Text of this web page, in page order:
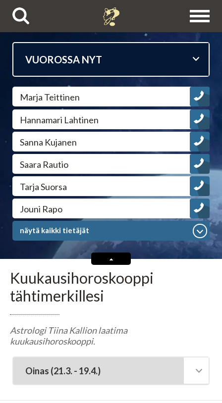
Puhelinpalvelut
Tietäjien esittelyt
Astrologit
Ennustajat
Selvänäkijät
Tarot-tulkitsijat tulkitsevat tarotkortteja
Enkelikorttitulkitsijat
Unien tulkitsijat tulkitsevat unet
Meediot ja shamaanit
Marja Teittinen
Hannamari Lahtinen
Sanna Kujanen
Saara Rautio
Tarja Suorsa
Jouni Rapo
näytä kaikki tietäjät
Kuukausihoroskooppi
tähtimerkillesi
Astrologi Tiina Kallion laatima
kuukausihoroskooppi.